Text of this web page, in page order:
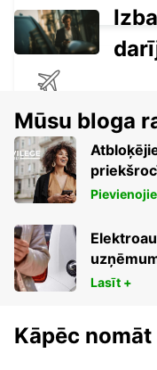
SIBIU AIRPORT
SIBIU - ROMANIA
BOURGAS
BOURGAS -
Mūsu bloga
Lasīt +
Kāpēc